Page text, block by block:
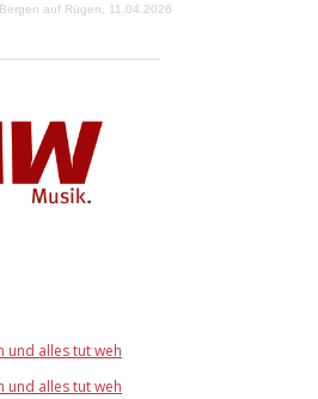
auf Rügen, 11.04.2026
und alles tut weh
und alles tut weh